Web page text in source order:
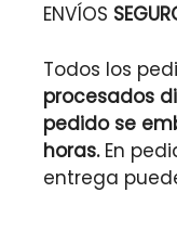
ENVÍOS
Todos los
procesados
pedido se
horas.En
entrega